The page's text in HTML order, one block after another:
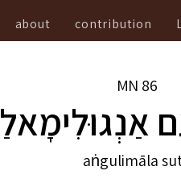
contribution
about
86
MN
aṅgulimāla